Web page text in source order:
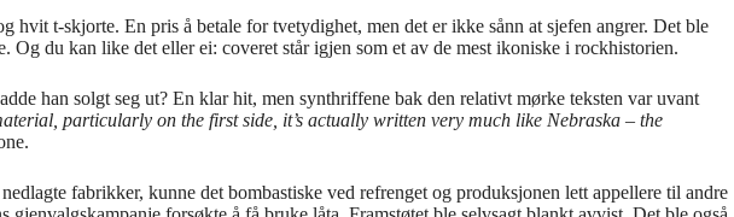
hvit t-skjorte. En pris å betale for tvetydighet, men det er ikke sånn at sjefen angrer. Det ble
Og du kan like det eller ei: coveret står igjen som et av de mest ikoniske i rockhistorien.
han solgt seg ut? En klar hit, men synthriffene bak den relativt mørke teksten var uvant
particularly on the first side, it’s actually written very much like Nebraska – the
fabrikker, kunne det bombastiske ved refrenget og produksjonen lett appellere til andre